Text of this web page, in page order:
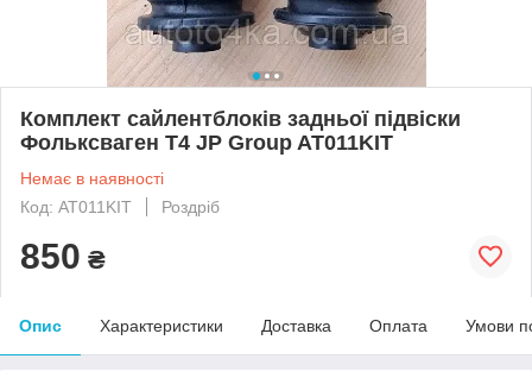
Комплект сайлентблоків задньої підвіски
Фольксваген Т4 JP Group AT011KIT
Немає в наявності
Код: AT011KIT
Роздріб
850 ₴
Опис Характеристики Доставка Оплата Умови